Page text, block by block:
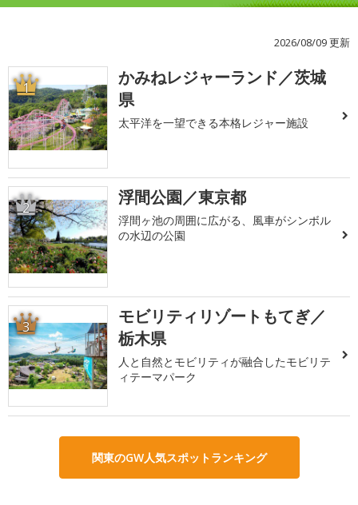
2026/08/09 更新
1
かみねレジャーランド／茨城
県
太平洋を一望できる本格レジャー施設
2 浮間公園／東京都
浮間ヶ池の周囲に広がる、風車がシンボル
の水辺の公園
3
モビリティリゾートもてぎ／
栃木県
人と自然とモビリティが融合したモビリテ
ィテーマパーク
関東のGW人気スポットランキング